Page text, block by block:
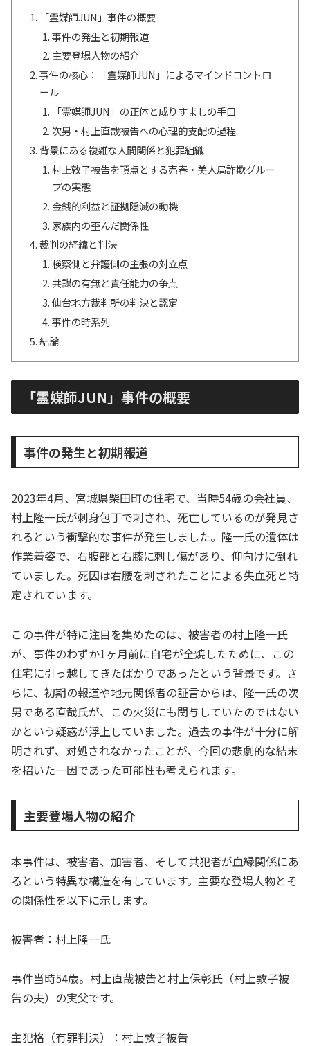
「霊媒師JUN」事件の概要
事件の発生と初期報道
主要登場人物の紹介
事件の核心：「霊媒師JUN」によるマインドコントロ
ール
「霊媒師JUN」の正体と成りすましの手口
次男・村上直哉被告への心理的支配の過程
背景にある複雑な人間関係と犯罪組織
村上敦子被告を頂点とする売春・美人局詐欺グルー
プの実態
金銭的利益と証拠隠滅の動機
家族内の歪んだ関係性
裁判の経緯と判決
検察側と弁護側の主張の対立点
共謀の有無と責任能力の争点
仙台地方裁判所の判決と認定
事件の時系列
結論
「霊媒師JUN」事件の概要
事件の発生と初期報道
2023年4月、宮城県柴田町の住宅で、当時54歳の会社員、
村上隆一氏が刺身包丁で刺され、死亡しているのが発見さ
れるという衝撃的な事件が発生しました。隆一氏の遺体は
作業着姿で、右腹部と右膝に刺し傷があり、仰向けに倒れ
ていました。死因は右腰を刺されたことによる失血死と特
定されています。
この事件が特に注目を集めたのは、被害者の村上隆一氏
が、事件のわずか1ヶ月前に自宅が全焼したために、この
住宅に引っ越してきたばかりであったという背景です。さ
らに、初期の報道や地元関係者の証言からは、隆一氏の次
男である直哉氏が、この火災にも関与していたのではない
かという疑惑が浮上していました。過去の事件が十分に解
明されず、対処されなかったことが、今回の悲劇的な結末
を招いた一因であった可能性も考えられます。
主要登場人物の紹介
本事件は、被害者、加害者、そして共犯者が血縁関係にあ
るという特異な構造を有しています。主要な登場人物とそ
の関係性を以下に示します。
被害者：村上隆一氏
事件当時54歳。村上直哉被告と村上保彰氏（村上敦子被
告の夫）の実父です。
主犯格（有罪判決）：村上敦子被告